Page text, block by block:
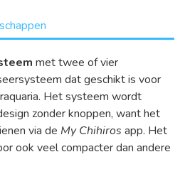
met twee of vier
dat geschikt is voor
Het systeem wordt
zonder knoppen, want het
via de My Chihiros app. Het
ook veel compacter dan andere